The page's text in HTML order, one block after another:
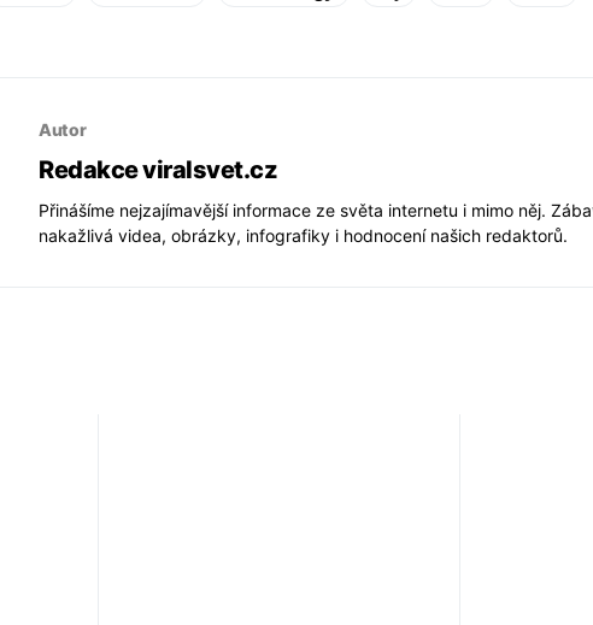
Autor
Redakce viralsvet.cz
Přinášíme nejzajímavější informace ze světa internetu i mimo něj.
nakažlivá videa, obrázky, infografiky i hodnocení našich redaktorů.